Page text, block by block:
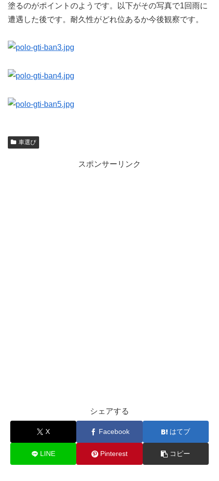
塗るのがポイントのようです。以下がその写真で1回雨に
遭遇した後です。耐久性がどれ位あるか今後観察です。
車選び
スポンサーリンク
シェアする
X Facebook はてブ
LINE Pinterest コピー